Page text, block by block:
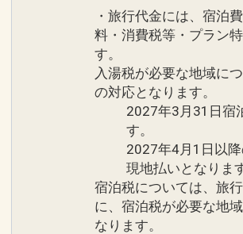
います。
設定期間：2026年4月1日～
インターネットコース番号：
・旅行代金には、宿泊
料・消費税等・プラン
す。
入湯税が必要な地域に
の対応となります。
2027年3月31日宿
す。
2027年4月1日以
現地払いとなりま
宿泊税については、旅
に、宿泊税が必要な地
なります。